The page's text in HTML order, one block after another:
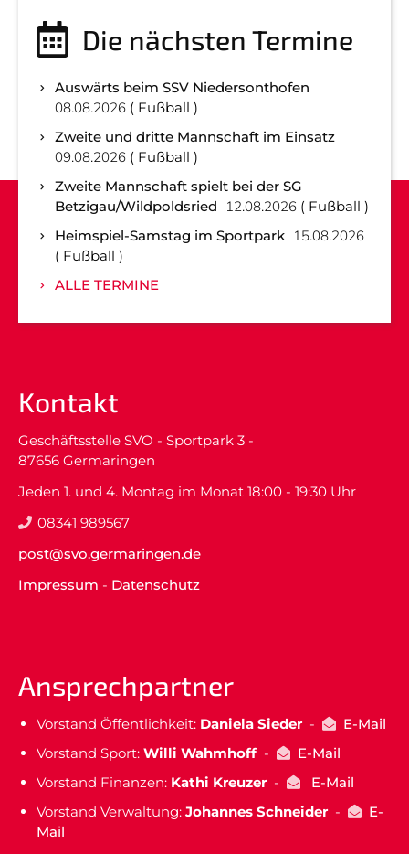
Die nächsten Termine
Auswärts beim SSV Niedersonthofen
08.08.2026
Fußball
Zweite und dritte Mannschaft im Einsatz
09.08.2026
Fußball
Zweite Mannschaft spielt bei der SG
Betzigau/Wildpoldsried
12.08.2026
Fußball
Heimspiel-Samstag im Sportpark 15.08.2026
Fußball
ALLE TERMINE
Kontakt
Geschäftsstelle SVO - Sportpark 3 -
87656 Germaringen
Jeden 1. und 4. Montag im Monat 18:00 - 19:30 Uhr
08341 989567
post@svo.germaringen.de
Impressum - Datenschutz
Ansprechpartner
Vorstand Öffentlichkeit: Daniela Sieder-
E-Mail
Vorstand Sport: Willi Wahmhoff-
E-Mail
Vorstand Finanzen: Kathi Kreuzer-
E-Mail
Vorstand Verwaltung: Johannes Schneider -
E-
Mail